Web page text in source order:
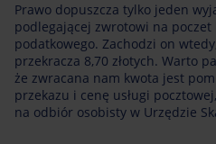
Prawo dopuszcza tylko jeden
podlegającej zwrotowi na poczet
podatkowego. Zachodzi on
przekracza 8,70 złotych. Warto
że zwracana nam kwota jest
przekazu i cenę usługi
na odbiór osobisty w Urzędzie